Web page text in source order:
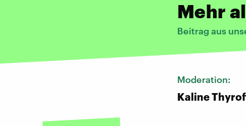
Mehr
Beitrag aus
Moderation:
Kaline